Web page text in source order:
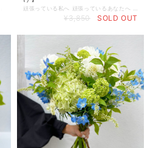
¥3,850 SOLD OUT